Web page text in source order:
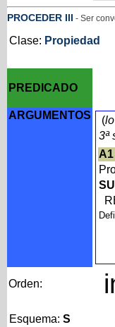
PROCEDER III - Ser
Clase: Propiedad
PREDICADO
ARGUMENTOS
(
3ª
A1
Orden:
Esquema: S